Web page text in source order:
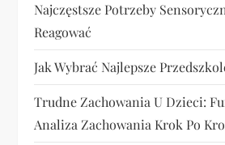
Najczęstsze Potrzeby
Reagować
Jak Wybrać Najlepsze
Trudne Zachowania U Dzieci:
Analiza Zachowania Krok Po